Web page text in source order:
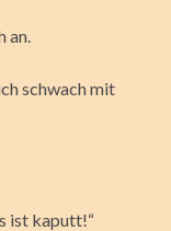
an.
schwach mit
ist kaputt!“